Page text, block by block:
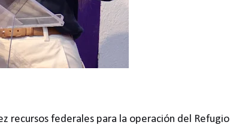
recursos federales para la operación del Refugio